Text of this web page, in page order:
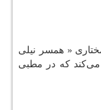
« همسر نیلی
می‌کند که در مطبی